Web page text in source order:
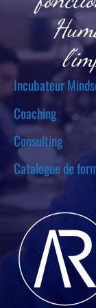
Incubateur
Coaching
Consulting
Catalogue de